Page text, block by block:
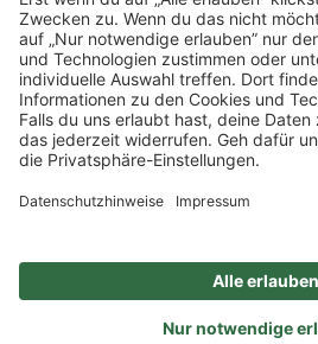
Klickehier, um alle offenen Jobs
Impressum Datenschutz
FAQ
Veranstaltungen
Sitemap